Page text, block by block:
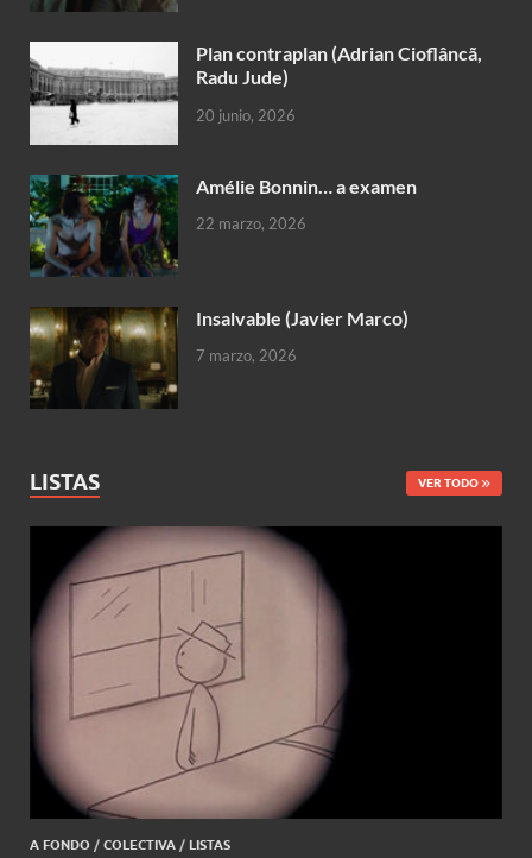
Plan contraplan (Adrian Cioflâncã,
Radu Jude)
20 junio, 2026
Amélie Bonnin… a examen
22 marzo, 2026
Insalvable (Javier Marco)
7 marzo, 2026
LISTAS VER TODO
A FONDO / COLECTIVA / LISTAS